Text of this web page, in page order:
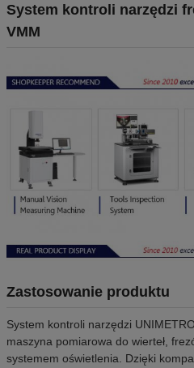
System kontroli narzędzi
VMM
Zastosowanie produktu
System kontroli narzędzi
maszyna pomiarowa do wierteł,
systemem oświetlenia. Dzięki